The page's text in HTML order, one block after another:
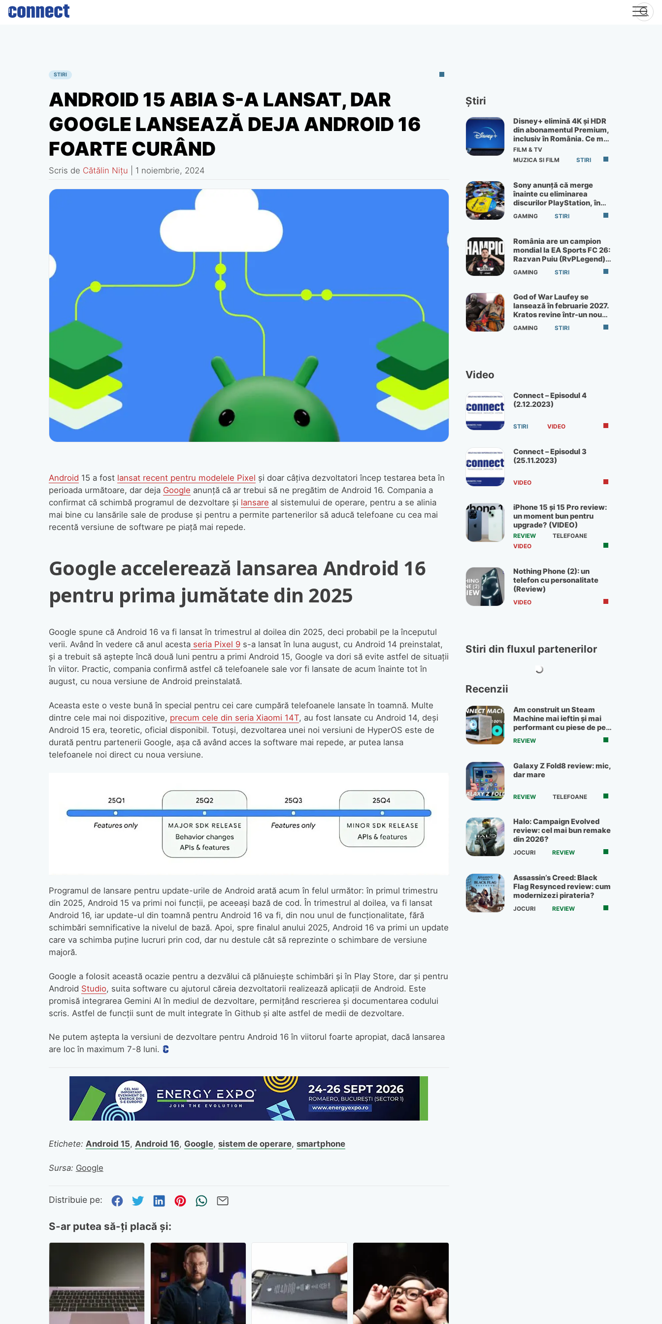
Skip
STIRI
ANDROID 15 ABIA S-A LANSAT, DAR
GOOGLE LANSEAZĂ DEJA ANDROID 16
FOARTE CURÂND
Scris de Cătălin Nițu 1 noiembrie, 2024
Android 15 a fost lansat recent pentru modelele Pixel și doar câțiva dezvoltatori încep testarea beta în
perioada următoare, dar deja Google anunță că ar trebui să ne pregătim de Android 16. Compania a
confirmat că schimbă programul de dezvoltare și lansare al sistemului de operare, pentru a se alinia
mai bine cu lansările sale de produse și pentru a permite partenerilor să aducă telefoane cu cea mai
recentă versiune de software pe piață mai repede.
Google accelerează lansarea Android 16
pentru prima jumătate din 2025
Google spune că Android 16 va fi lansat în trimestrul al doilea din 2025, deci probabil pe la începutul
verii. Având în vedere că anul acestaseria Pixel 9s-a lansat în luna august, cu Android 14 preinstalat,
și a trebuit să aștepte încă două luni pentru a primi Android 15, Google va dori să evite astfel de situații
în viitor. Practic, compania confirmă astfel că telefoanele sale vor fi lansate de acum înainte tot în
august, cu noua versiune de Android preinstalată.
Aceasta este o veste bună în special pentru cei care cumpără telefoanele lansate în toamnă. Multe
dintre cele mai noi dispozitive, precum cele din seria Xiaomi 14T, au fost lansate cu Android 14, deși
Android 15 era, teoretic, oficial disponibil. Totuși, dezvoltarea unei noi versiuni de HyperOS este de
durată pentru partenerii Google, așa că având acces la software mai repede, ar putea lansa
telefoanele noi direct cu noua versiune.
Programul de lansare pentru update-urile de Android arată acum în felul următor: în primul trimestru
din 2025, Android 15 va primi noi funcții, pe aceeași bază de cod. În trimestrul al doilea, va fi lansat
Android 16, iar update-ul din toamnă pentru Android 16 va fi, din nou unul de funcționalitate, fără
schimbări semnificative la nivelul de bază. Apoi, spre finalul anului 2025, Android 16 va primi un update
care va schimba puține lucruri prin cod, dar nu destule cât să reprezinte o schimbare de versiune
majoră.
Google a folosit această ocazie pentru a dezvălui că plănuiește schimbări și în Play Store, dar și pentru
Android Studio, suita software cu ajutorul căreia dezvoltatorii realizează aplicații de Android. Este
promisă integrarea Gemini AI în mediul de dezvoltare, permițând rescrierea și documentarea codului
scris. Astfel de funcții sunt de mult integrate în Github și alte astfel de medii de dezvoltare.
Ne putem aștepta la versiuni de dezvoltare pentru Android 16 în viitorul foarte apropiat, dacă lansarea
are loc în maximum 7-8 luni.
Etichete: Android 15, Android 16, Google, sistem de operare, smartphone
Sursa: Google
Distribuie pe: Distribuie pe Facebook
Distribuie pe Twitter
Distribuie pe LinkedIn
Distribuie pe Pinterest
Trimite prin whatsapp
S-ar putea să-ți placă și:
Știri
Disney+ elimină 4K și HDR
din abonamentul Premium,
inclusiv în România. Ce mai
primești de 60 lei pe lună
FILM & TV
MUZICA SI FILM
STIRI
Sony anunță că merge
înainte cu eliminarea
discurilor PlayStation, în
ciuda protestelor
GAMING STIRI
România are un campion
mondial la EA Sports FC 26:
Razvan Puiu (RvPLegend)
câștigă turneul de la Paris
GAMING STIRI
God of War Laufey se
lansează în februarie 2027.
Kratos revine într-un nou
God of War
GAMING STIRI
Video
Connect – Episodul 4
(2.12.2023)
STIRI VIDEO
Connect – Episodul 3
(25.11.2023)
VIDEO
iPhone 15 și 15 Pro review:
un moment bun pentru
upgrade? (VIDEO)
REVIEW
TELEFOANE
VIDEO
Nothing Phone (2): un
telefon cu personalitate
(Review)
VIDEO
Stiri din fluxul partenerilor
Recenzii
Am construit un Steam
Machine mai ieftin și mai
performant cu piese de pe
OLX
REVIEW
Galaxy Z Fold8 review: mic,
dar mare
REVIEW TELEFOANE
Halo: Campaign Evolved
review: cel mai bun remake
din 2026?
JOCURI REVIEW
Assassin’s Creed: Black
Flag Resynced review: cum
modernizezi pirateria?
JOCURI REVIEW